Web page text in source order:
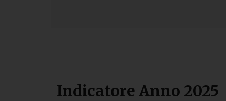
Indicatore Anno 2025